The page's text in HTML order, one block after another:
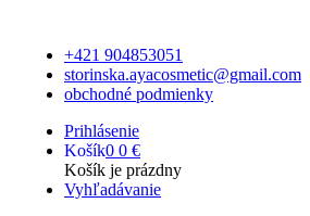
+421 904853051
storinska.ayacosmetic@gmail.com
obchodné podmienky
Prihlásenie
Košík0 0 €
Košík je prázdny
Vyhľadávanie